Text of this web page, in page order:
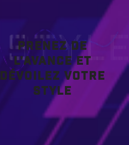
PRENEZ DE
L'AVANCE ET
DÉVOILEZ VOTRE
STYLE